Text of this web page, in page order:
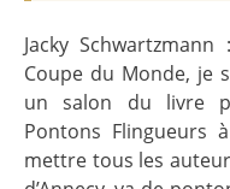
Jacky
Coupe du Monde, je
un salon du livre
Pontons Flingueurs
mettre tous les